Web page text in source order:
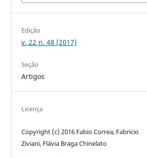
Edição
v. 22 n. 48 (2017)
Seção
Artigos
Licença
Copyright (c) 2016 Fabio Correa, Fabricio
Ziviani, Flávia Braga Chinelato